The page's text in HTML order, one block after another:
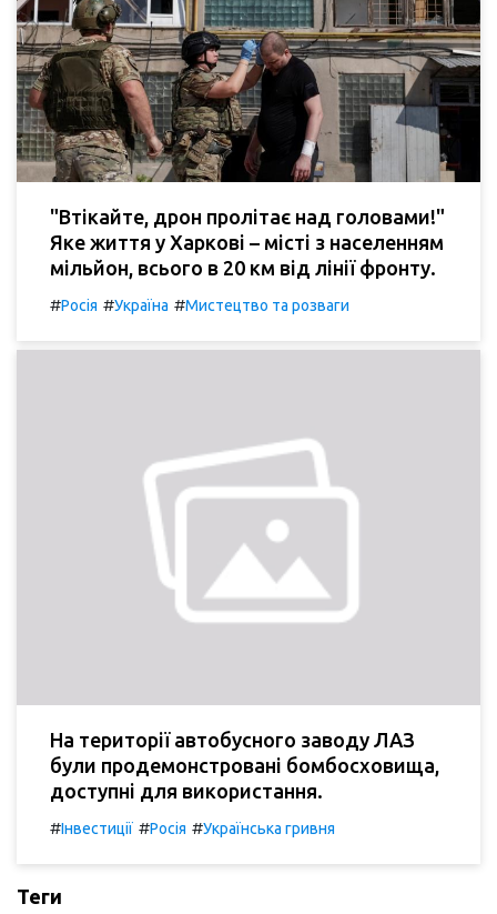
"Втікайте, дрон пролітає над головами!"
Яке життя у Харкові – місті з населенням
мільйон, всього в 20 км від лінії фронту.
#Росія #Україна #Мистецтво та розваги
На території автобусного заводу ЛАЗ
були продемонстровані бомбосховища,
доступні для використання.
#Інвестиції #Росія #Українська гривня
Теги